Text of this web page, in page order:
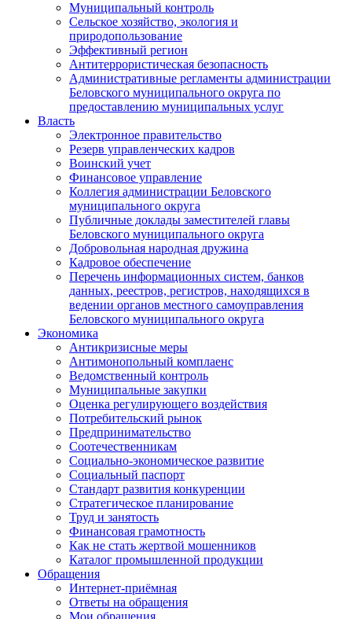
Муниципальный контроль
Сельское хозяйство, экология и
природопользование
Эффективный регион
Антитеррористическая безопасность
Административные регламенты администрации
Беловского муниципального округа по
предоставлению муниципальных услуг
Власть
Электронное правительство
Резерв управленческих кадров
Воинский учет
Финансовое управление
Коллегия администрации Беловского
муниципального округа
Публичные доклады заместителей главы
Беловского муниципального округа
Добровольная народная дружина
Кадровое обеспечение
Перечень информационных систем, банков
данных, реестров, регистров, находящихся в
ведении органов местного самоуправления
Беловского муниципального округа
Экономика
Антикризисные меры
Антимонопольный комплаенс
Ведомственный контроль
Муниципальные закупки
Оценка регулирующего воздействия
Потребительский рынок
Предпринимательство
Соотечественникам
Социально-экономическое развитие
Социальный паспорт
Стандарт развития конкуренции
Стратегическое планирование
Труд и занятость
Финансовая грамотность
Как не стать жертвой мошенников
Каталог промышленной продукции
Обращения
Интернет-приёмная
Ответы на обращения
Мои обращения